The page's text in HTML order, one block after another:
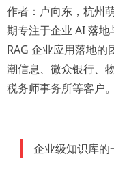
作者：卢向东，杭州
期专注于企业 AI 落
RAG 企业应用落地
潮信息、微众银行、
税务师事务所等客户。
企业级知识库的